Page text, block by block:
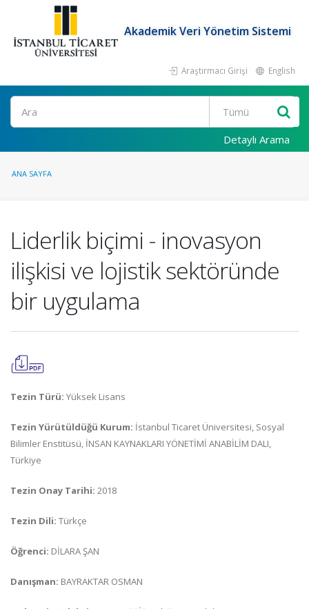
Akademik Veri Yönetim Sistemi
Araştırmacı Girişi English
Ara
Detaylı Arama
ANA SAYFA
Liderlik biçimi - inovasyon
ilişkisi ve lojistik sektöründe
bir uygulama
Tezin Türü: Yüksek Lisans
Tezin Yürütüldüğü Kurum: İstanbul Ticaret Üniversitesi, Sosyal
Bilimler Enstitüsü, İNSAN KAYNAKLARI YÖNETİMİ ANABİLİM DALI,
Türkiye
Tezin Onay Tarihi: 2018
Tezin Dili: Türkçe
Öğrenci: DİLARA ŞAN
Danışman: BAYRAKTAR OSMAN